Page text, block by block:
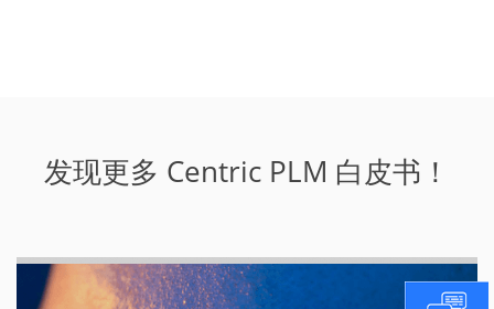
发现更多 Centric PLM 白皮书！